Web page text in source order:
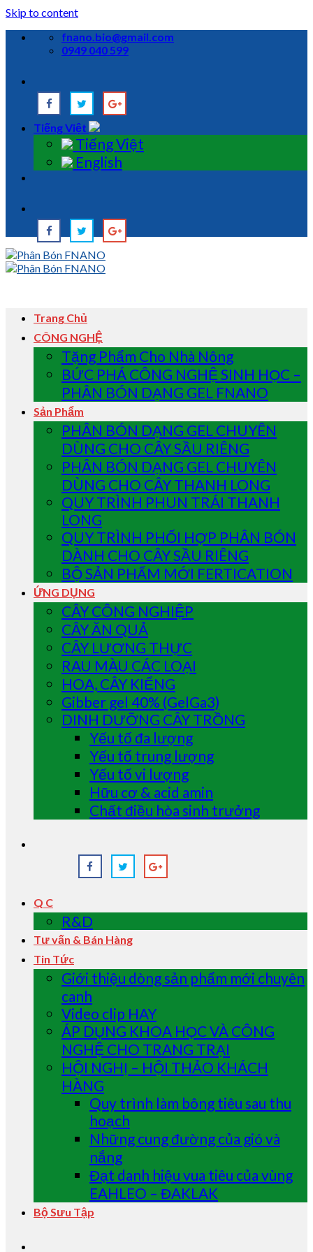
Skip to content
fnano.bio@gmail.com
0949 040 599
Tiếng Việt
Tiếng Việt
English
Trang Chủ
CÔNG NGHỆ
Tặng Phẩm Cho Nhà Nông
BỨC PHÁ CÔNG NGHỆ SINH HỌC –
PHÂN BÓN DẠNG GEL FNANO
Sản Phẩm
PHÂN BÓN DẠNG GEL CHUYÊN
DÙNG CHO CÂY SẦU RIÊNG
PHÂN BÓN DẠNG GEL CHUYÊN
DÙNG CHO CÂY THANH LONG
QUY TRÌNH PHUN TRÁI THANH
LONG
QUY TRÌNH PHỐI HỢP PHÂN BÓN
DÀNH CHO CÂY SẦU RIÊNG
BỘ SẢN PHẨM MỚI FERTICATION
ỨNG DỤNG
CÂY CÔNG NGHIỆP
CÂY ĂN QUẢ
CÂY LƯƠNG THỰC
RAU MÀU CÁC LOẠI
HOA, CÂY KIỂNG
Gibber gel 40% (GelGa3)
DINH DƯỠNG CÂY TRỒNG
Yếu tố đa lượng
Yếu tố trung lượng
Yếu tố vi lượng
Hữu cơ & acid amin
Chất điều hòa sinh trưởng
Q C
R&D
Tư vấn & Bán Hàng
Tin Tức
Giới thiệu dòng sản phẩm mới chuyên
canh
Video clip HAY
ÁP DỤNG KHOA HỌC VÀ CÔNG
NGHỆ CHO TRANG TRẠI
HỘI NGHỊ – HỘI THẢO KHÁCH
HÀNG
Quy trình làm bông tiêu sau thu
hoạch
Những cung đường của gió và
nắng
Đạt danh hiệu vua tiêu của vùng
EAHLEO – ĐAKLAK
Bộ Sưu Tập